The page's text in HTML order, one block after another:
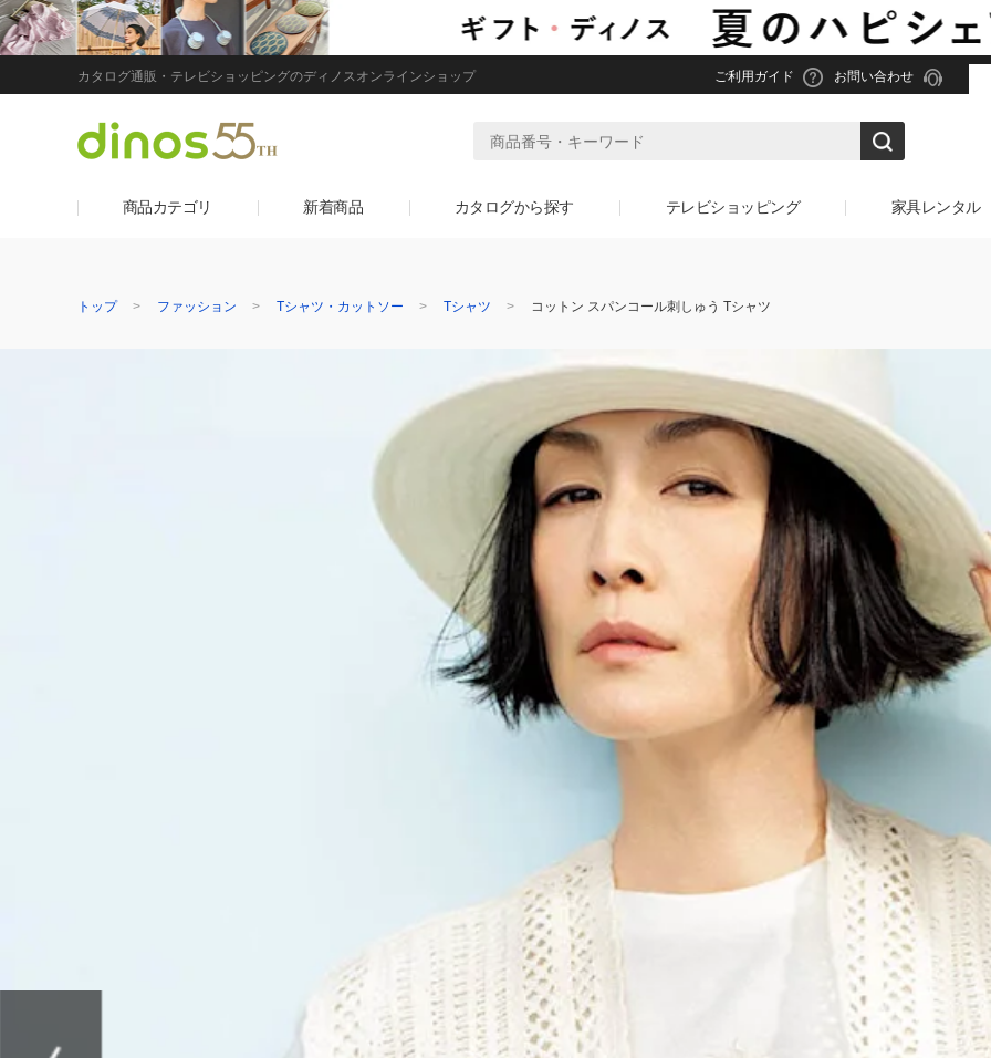
カタログ通販・テレビショッピングのディノスオンラインショップ ご利用ガイド お問い合わせ
商品カテゴリ 新着商品 カタログから探す テレビショッピング 家具レンタル
トップ ファッション Tシャツ・カットソー Tシャツ コットン スパンコール刺しゅう Tシャツ